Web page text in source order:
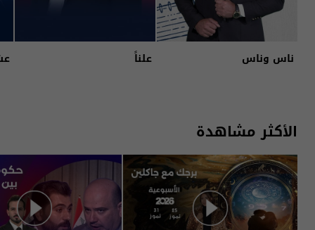
ناس وناس علناً
الأكثر مشاهدة